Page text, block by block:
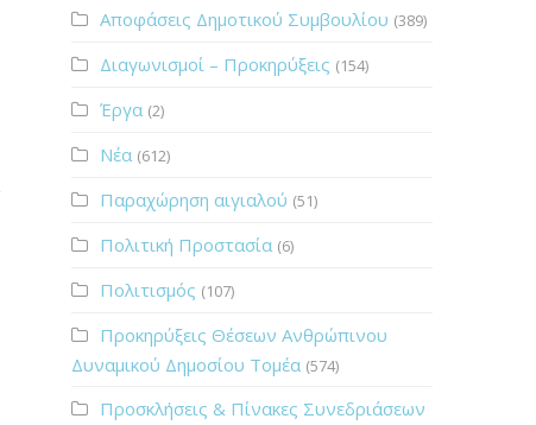
Αποφάσεις Δημοτικού Συμβουλίου (389)
Διαγωνισμοί – Προκηρύξεις (154)
Έργα (2)
Νέα (612)
Παραχώρηση αιγιαλού (51)
Πολιτική Προστασία (6)
Πολιτισμός (107)
Προκηρύξεις Θέσεων Ανθρώπινου
Δυναμικού Δημοσίου Τομέα (574)
Προσκλήσεις & Πίνακες Συνεδριάσεων